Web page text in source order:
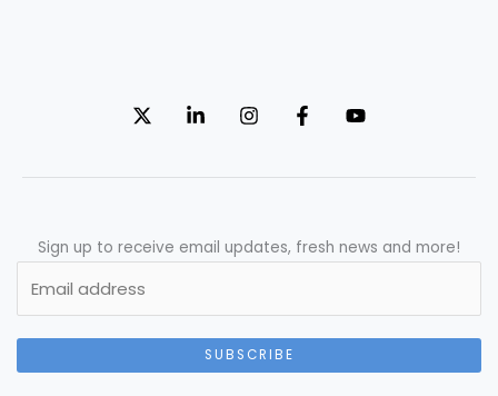
Sign up to receive email updates, fresh news and more!
SUBSCRIBE